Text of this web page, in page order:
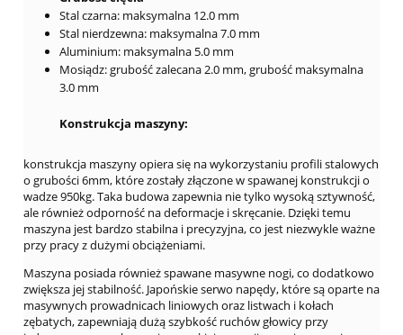
Stal czarna: maksymalna 12.0 mm
Stal nierdzewna: maksymalna 7.0 mm
Aluminium: maksymalna 5.0 mm
Mosiądz: grubość zalecana 2.0 mm, grubość maksymalna
3.0 mm
Konstrukcja maszyny:
konstrukcja maszyny opiera się na wykorzystaniu profili stalowych
o grubości 6mm, które zostały złączone w spawanej konstrukcji o
wadze 950kg. Taka budowa zapewnia nie tylko wysoką sztywność,
ale również odporność na deformacje i skręcanie. Dzięki temu
maszyna jest bardzo stabilna i precyzyjna, co jest niezwykle ważne
przy pracy z dużymi obciążeniami.
Maszyna posiada również spawane masywne nogi, co dodatkowo
zwiększa jej stabilność. Japońskie serwo napędy, które są oparte na
masywnych prowadnicach liniowych oraz listwach i kołach
zębatych, zapewniają dużą szybkość ruchów głowicy przy